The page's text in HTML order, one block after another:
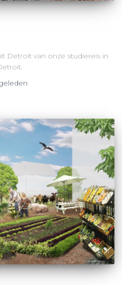
Detroit van onze studiereis in